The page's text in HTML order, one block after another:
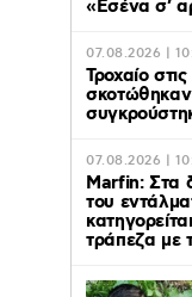
«Εσένα σ’
07.08.2026 |
Τροχαίο
σκοτώθηκαν
07.08.2026 |
Marfin: Στα
του
τράπεζα με